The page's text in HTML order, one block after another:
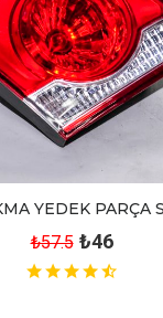
YEDEK PARÇA
₺57.5 ₺46